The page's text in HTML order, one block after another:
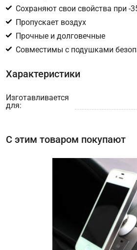
в поле ниже цифру
Цифра с картинки*
Сохраняют свои свойства при -
Пропускает воздух
Прочные и долговечные
Совместимы с подушками
Характеристики
Изготавливается
для:
С этим товаром покупают